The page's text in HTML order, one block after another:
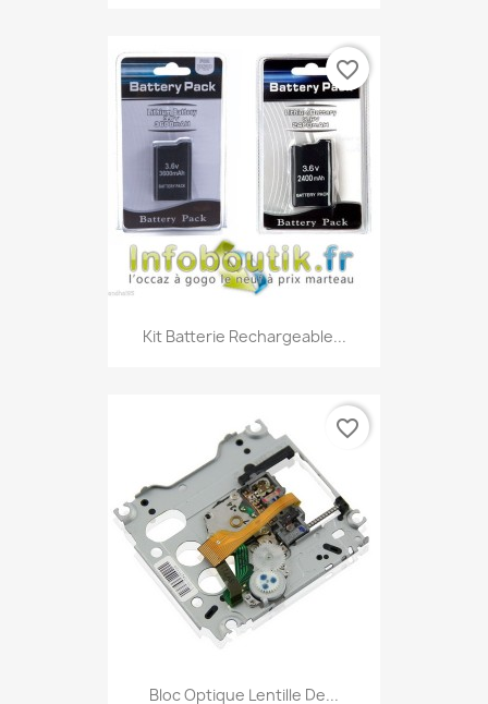
Kit Batterie Rechargeable...
favorite_border
Bloc Optique Lentille De...
favorite_border